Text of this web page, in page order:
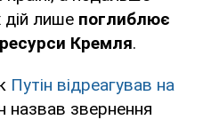
лише поглиблює
Кремля.
Путін відреагував на
назвав звернення